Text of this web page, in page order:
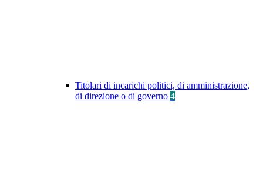
Titolari di incarichi politici, di amministrazione,
di direzione o di governo 4